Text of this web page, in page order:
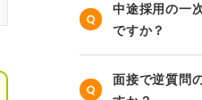
中途採用の一
ですか？
面接で逆質問